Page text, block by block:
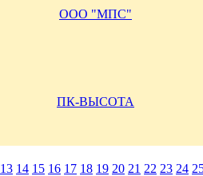
ООО "МПС"
ПК-ВЫСОТА
13 14 15 16 17 18 19 20 21 22 23 24